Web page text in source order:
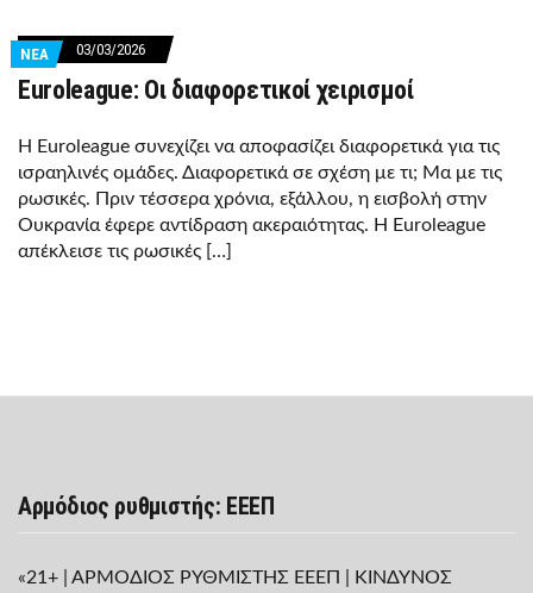
ΝΕΑ 03/03/2026
Euroleague: Οι διαφορετικοί χειρισμοί
Η Euroleague συνεχίζει να αποφασίζει διαφορετικά για τις
ισραηλινές ομάδες. Διαφορετικά σε σχέση με τι; Μα με τις
ρωσικές. Πριν τέσσερα χρόνια, εξάλλου, η εισβολή στην
Ουκρανία έφερε αντίδραση ακεραιότητας. Η Euroleague
απέκλεισε τις ρωσικές […]
Αρμόδιος ρυθμιστής: ΕΕΕΠ
«21+ | ΑΡΜΟΔΙΟΣ ΡΥΘΜΙΣΤΗΣ ΕΕΕΠ | ΚΙΝΔΥΝΟΣ